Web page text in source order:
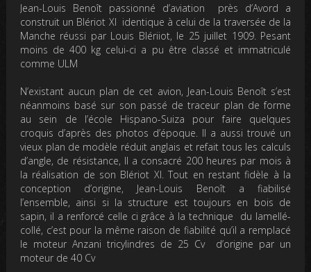
Jean-Louis Benoît passionné d’aviation près d’Avord a
construit un Blériot XI identique à celui de la traversée de la
Manche réussi par Louis Blériiot, le 25 juillet 1909. Pesant
moins de 400 kg celui-ci a pu être classé et immatriculé
comme ULM
N’existant aucun plan de cet avion, Jean-Louis Benoît s’est
néanmoins basé sur son passé de traceur plan de forme
au sein de l’école Hispano-Suiza pour faire quelques
croquis d’après des photos d’époque. Il a aussi trouvé un
vieux plan de modèle réduit anglais et refait tous les calculs
d’angle, de résistance, Il a consacré 200 heures par mois à
la réalisation de son Blériot XI. Tout en restant fidèle à la
conception d’origine, Jean-Louis Benoît a fiabilisé
l’ensemble, ainsi si la structure est toujours en bois de
sapin, il a renforcé celle ci grâce à la technique du lamellé-
collé, c’est pour la même raison de fiabilité qu’il a remplacé
le moteur Anzani tricylindres de 25 Cv d’origine par un
moteur de 40 Cv